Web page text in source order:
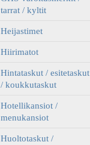
tarrat / kyltit
Heijastimet
Hiirimatot
Hintataskut / esitetaskut
/ koukkutaskut
Hotellikansiot /
menukansiot
Huoltotaskut /